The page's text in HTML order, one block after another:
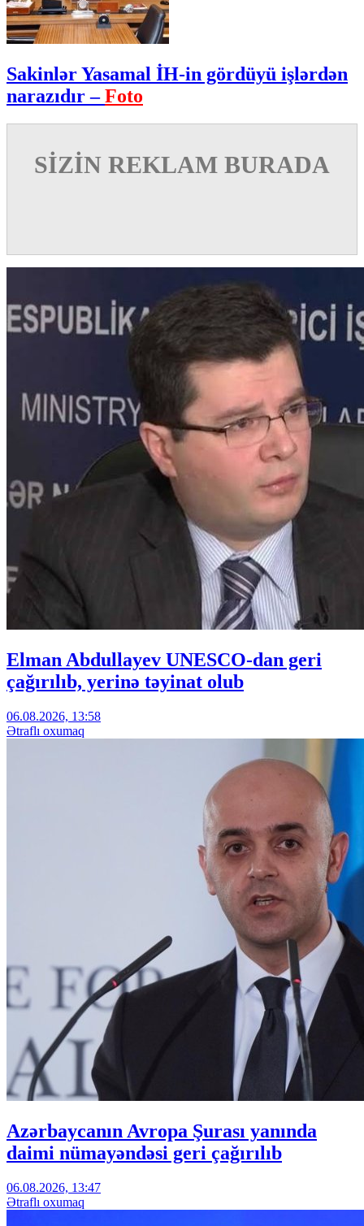
Sakinlər Yasamal İH-in gördüyü işlərdən
narazıdır –Foto
SİZİN REKLAM BURADA
Elman Abdullayev UNESCO-dan geri
çağırılıb, yerinə təyinat olub
06.08.2026, 13:58
Ətraflı oxumaq
Azərbaycanın Avropa Şurası yanında
daimi nümayəndəsi geri çağırılıb
06.08.2026, 13:47
Ətraflı oxumaq